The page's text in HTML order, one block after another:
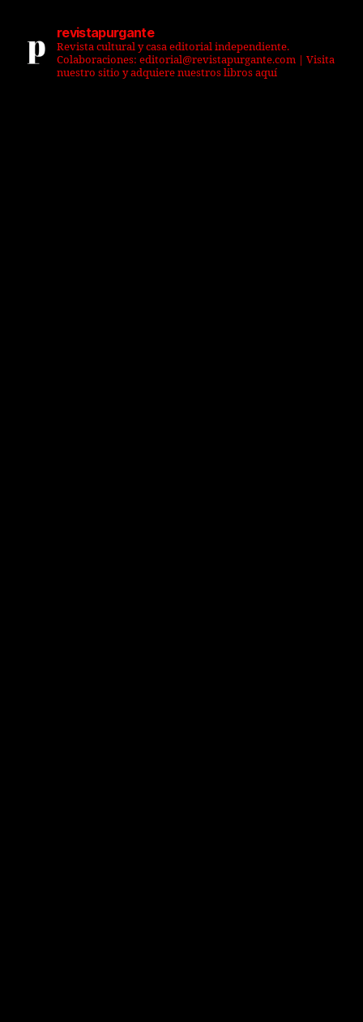
revistapurgante
Revista cultural y casa editorial independiente.
Colaboraciones: editorial@revistapurgante.com | Visita
nuestro sitio y adquiere nuestros libros aquí